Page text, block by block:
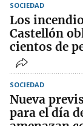
SOCIEDAD
Los
Castellón
cientos de
SOCIEDAD
Nueva
para el día